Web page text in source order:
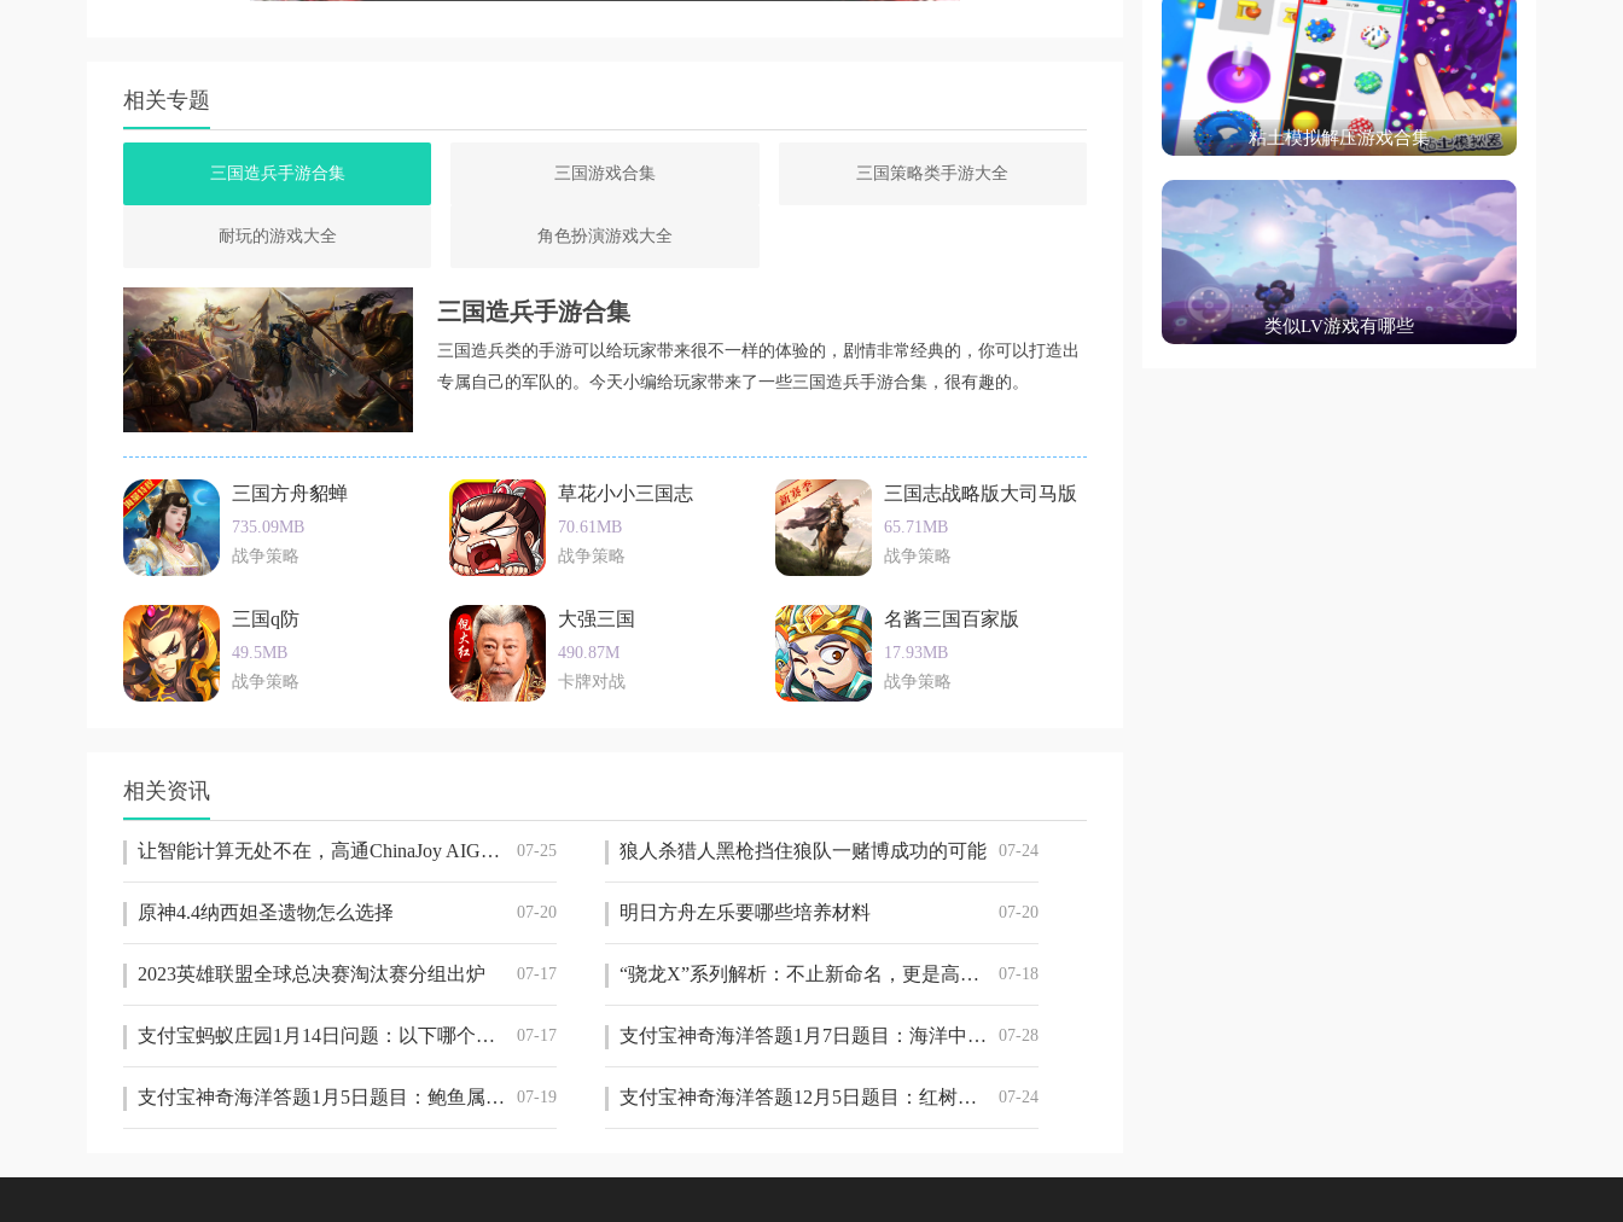
相关专题
三国造兵手游合集 三国游戏合集 三国策略类手游大全
耐玩的游戏大全 角色扮演游戏大全
三国造兵手游合集
三国造兵类的手游可以给玩家带来很不一样的体验的，剧情非常经典的，你可以打造出
专属自己的军队的。今天小编给玩家带来了一些三国造兵手游合集，很有趣的。
三国方舟貂蝉
735.09MB
战争策略
草花小小三国志
70.61MB
战争策略
三国志战略版大司马版
65.71MB
战争策略
三国q防
49.5MB
战争策略
大强三国
490.87M
卡牌对战
名酱三国百家版
17.93MB
战争策略
相关资讯
07-25
让智能计算无处不在，高通ChinaJoy AIGC大会展望终端侧AI行业赋能 07-24
狼人杀猎人黑枪挡住狼队一赌博成功的可能
07-20
原神4.4纳西妲圣遗物怎么选择 07-20
明日方舟左乐要哪些培养材料
07-17
2023英雄联盟全球总决赛淘汰赛分组出炉 07-18
“骁龙X”系列解析：不止新命名，更是高通的新希望
07-17
支付宝蚂蚁庄园1月14日问题：以下哪个称呼指的是农历小年 07-28
支付宝神奇海洋答题1月7日题目：海洋中的鲸也需要睡觉吗
07-19
支付宝神奇海洋答题1月5日题目：鲍鱼属于以下哪一类动物 07-24
支付宝神奇海洋答题12月5日题目：红树林湿地生态系统一般包括红树林滩涂和
粘土模拟解压游戏合集
类似LV游戏有哪些